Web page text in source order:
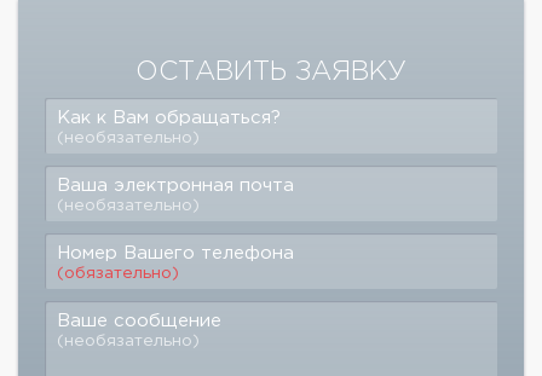
ОСТАВИТЬ ЗАЯВКУ
Как к Вам обращаться?
(необязательно)
Ваша электронная почта
(необязательно)
Номер Вашего телефона
(обязательно)
Ваше сообщение
(необязательно)